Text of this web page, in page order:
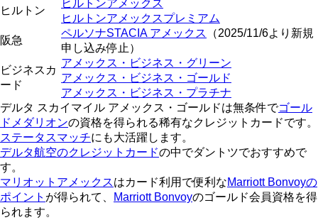
ヒルトン
ヒルトンアメックス
ヒルトンアメックスプレミアム
阪急
ペルソナSTACIA アメックス
（2025/11/6より新規
申し込み停止）
ビジネスカ
ード
アメックス・ビジネス・グリーン
アメックス・ビジネス・ゴールド
アメックス・ビジネス・プラチナ
デルタ スカイマイル アメックス・ゴールドは無条件でゴール
ドメダリオンの資格を得られる稀有なクレジットカードです。
ステータスマッチにも大活躍します。
デルタ航空のクレジットカードの中でダントツでおすすめで
す。
マリオットアメックスはカード利用で便利なMarriott Bonvoyの
ポイント が得られて、 Marriott Bonvoyのゴールド会員資格を得
られます。